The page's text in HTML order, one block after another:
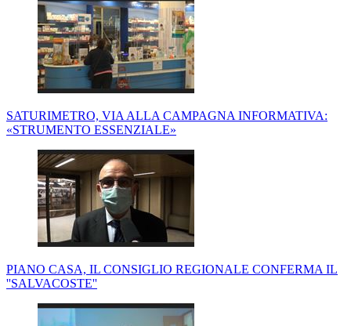
SATURIMETRO, VIA ALLA CAMPAGNA INFORMATIVA:
«STRUMENTO ESSENZIALE»
PIANO CASA, IL CONSIGLIO REGIONALE CONFERMA IL
''SALVACOSTE''